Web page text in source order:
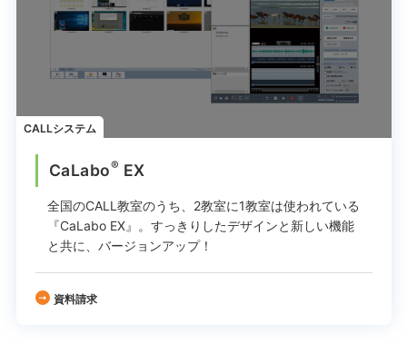
CALLシステム
CaLabo® EX
全国のCALL教室のうち、2教室に1教室は使われている
『CaLabo EX』。 すっきりしたデザインと新しい機能
と共に、バージョンアップ！
資料請求